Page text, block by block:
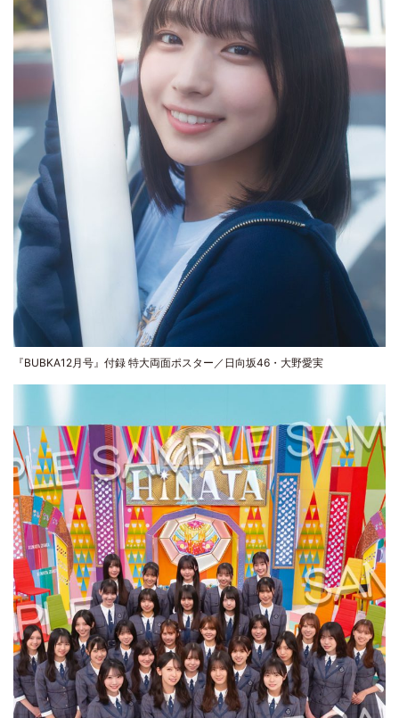
『BUBKA12月号』付録 特大両面ポスター／日向坂46・大野愛実